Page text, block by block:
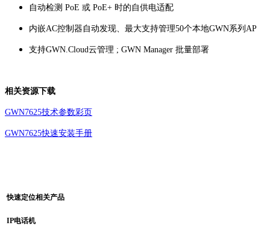
自动检测 PoE 或 PoE+ 时的自供电适配
内嵌AC控制器自动发现、最大支持管理50个本地GWN系列AP
支持GWN.Cloud云管理 ; GWN Manager 批量部署
相关资源下载
GWN7625技术参数彩页
GWN7625快速安装手册
快速定位相关产品
IP电话机